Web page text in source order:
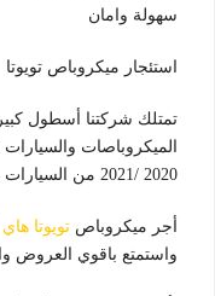
سهولة وامان
استئجار ميكروباص تويوتا
تمتلك شركتنا أسطول
الميكروباصات
2020 /2021 من السيارات .
أجر ميكروباص تويوتا
واستمتع باقوي العروض